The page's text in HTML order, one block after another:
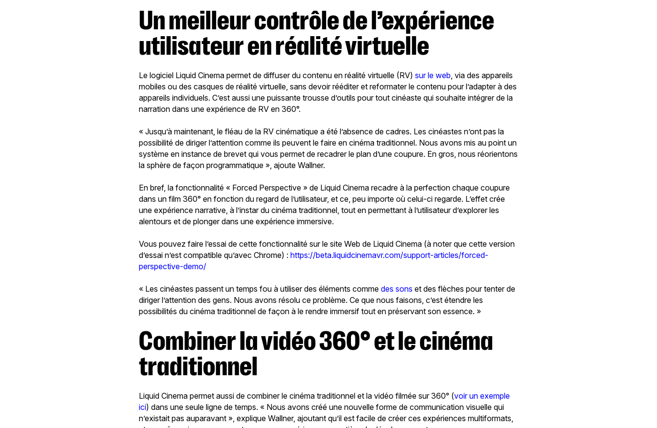
Un meilleur contrôle de l’expérience
utilisateur en réalité virtuelle
Le logiciel Liquid Cinema permet de diffuser du contenu en réalité virtuelle (RV)sur le web, via des appareils
mobiles ou des casques de réalité virtuelle, sans devoir rééditer et reformater le contenu pour l’adapter à des
appareils individuels. C’est aussi une puissante trousse d’outils pour tout cinéaste qui souhaite intégrer de la
narration dans une expérience de RV en 360°.
« Jusqu’à maintenant, le fléau de la RV cinématique a été l’absence de cadres. Les cinéastes n’ont pas la
possibilité de diriger l’attention comme ils peuvent le faire en cinéma traditionnel. Nous avons mis au point un
système en instance de brevet qui vous permet de recadrer le plan d’une coupure. En gros, nous réorientons
la sphère de façon programmatique », ajoute Wallner.
En bref, la fonctionnalité « Forced Perspective » de Liquid Cinema recadre à la perfection chaque coupure
dans un film 360° en fonction du regard de l’utilisateur, et ce, peu importe où celui-ci regarde. L’effet crée
une expérience narrative, à l’instar du cinéma traditionnel, tout en permettant à l’utilisateur d’explorer les
alentours et de plonger dans une expérience immersive.
Vous pouvez faire l’essai de cette fonctionnalité sur le site Web de Liquid Cinema (à noter que cette version
d’essai n’est compatible qu’avec Chrome) :https://beta.liquidcinemavr.com/support-articles/forced-
perspective-demo/
« Les cinéastes passent un temps fou à utiliser des éléments commedes sons et des flèches pour tenter de
diriger l’attention des gens. Nous avons résolu ce problème. Ce que nous faisons, c’est étendre les
possibilités du cinéma traditionnel de façon à le rendre immersif tout en préservant son essence. »
Combiner la vidéo 360°et le cinéma
traditionnel
Liquid Cinema permet aussi de combiner le cinéma traditionnel et la vidéo filmée sur 360° (voir un exemple
ici) dans une seule ligne de temps. « Nous avons créé une nouvelle forme de communication visuelle qui
n’existait pas auparavant », explique Wallner, ajoutant qu’il est facile de créer ces expériences multiformats,